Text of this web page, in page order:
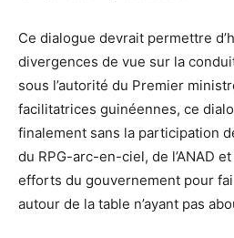
Ce dialogue devrait permettre
divergences de vue sur la
sous l’autorité du Premier
facilitatrices guinéennes, ce
finalement sans la participation
du RPG-arc-en-ciel, de l’ANAD
efforts du gouvernement pour
autour de la table n’ayant pas